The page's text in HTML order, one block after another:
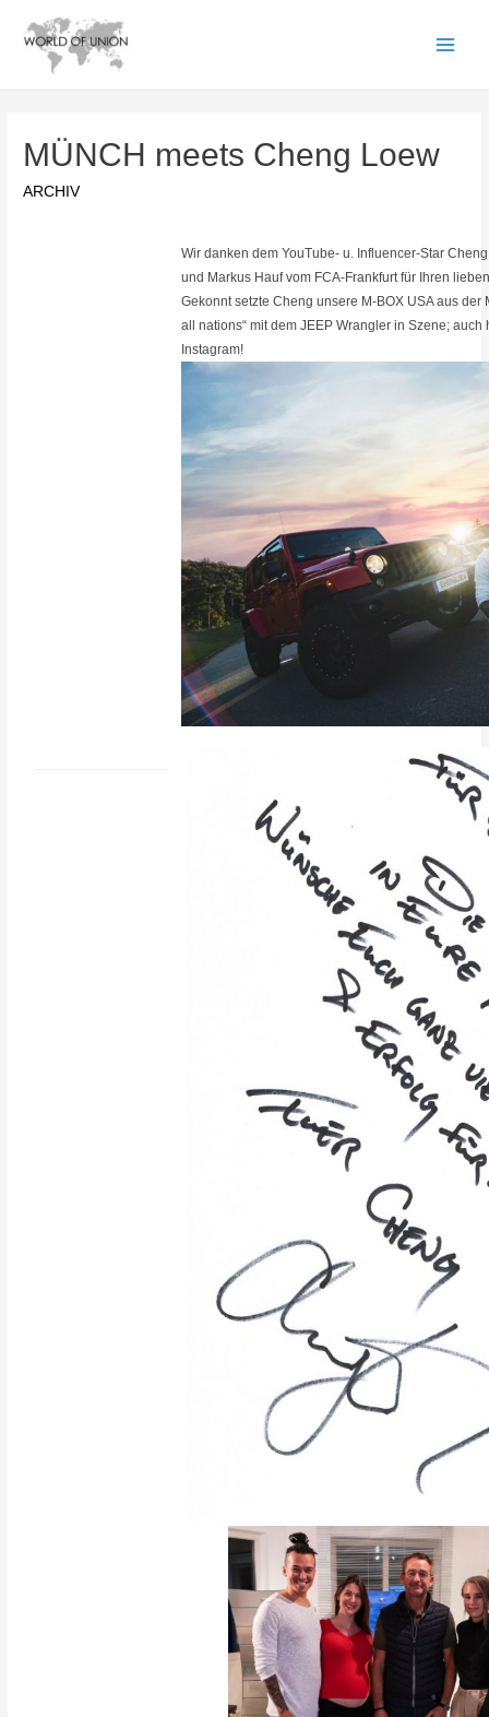
MÜNCH meets Cheng Loew
ARCHIV
Wir danken dem YouTube- u. Influencer-Star
und Markus Hauf vom FCA-Frankfurt für Ihren
Gekonnt setzte Cheng unsere M-BOX USA aus
all nations“ mit dem JEEP Wrangler in Szene;
Instagram!